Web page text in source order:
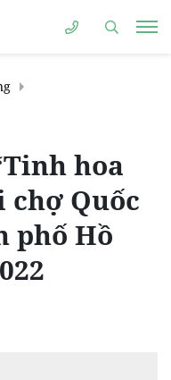
hoa
chợ Quốc
phố Hồ